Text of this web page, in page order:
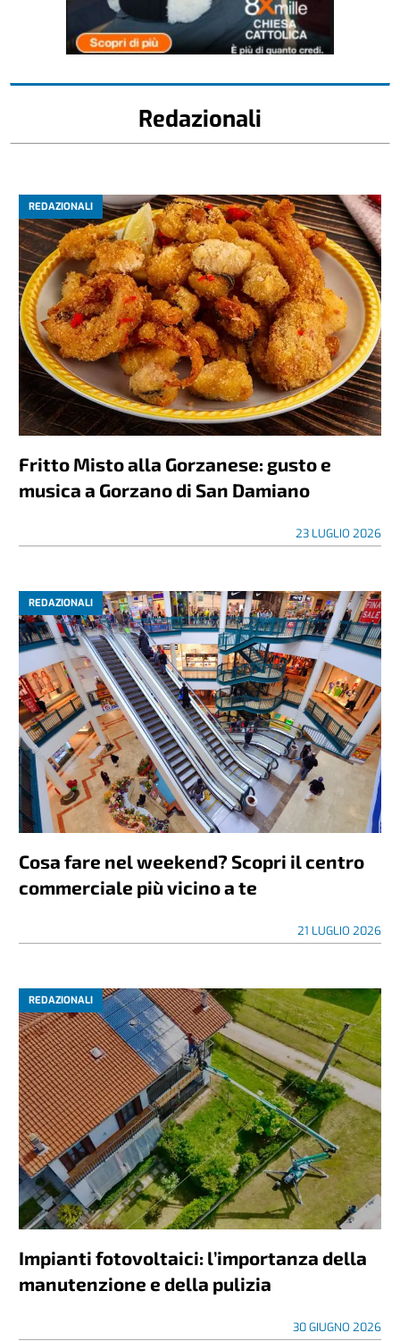
Redazionali
REDAZIONALI
Fritto Misto alla Gorzanese: gusto e
musica a Gorzano di San Damiano
23 LUGLIO 2026
REDAZIONALI
Cosa fare nel weekend? Scopri il centro
commerciale più vicino a te
21 LUGLIO 2026
REDAZIONALI
Impianti fotovoltaici: l’importanza della
manutenzione e della pulizia
30 GIUGNO 2026